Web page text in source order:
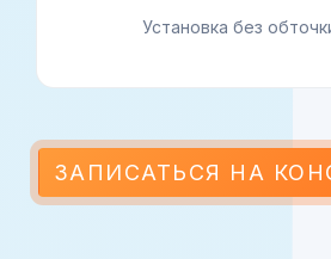
Установка без
ЗАПИСАТЬСЯ НА